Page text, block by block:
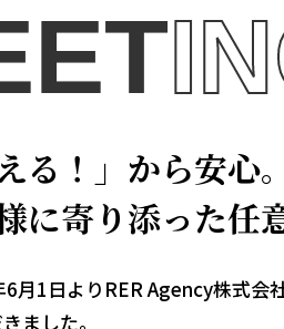
る！」から安心。
に寄り添った任
月1日よりRER Agency株式会
ました。